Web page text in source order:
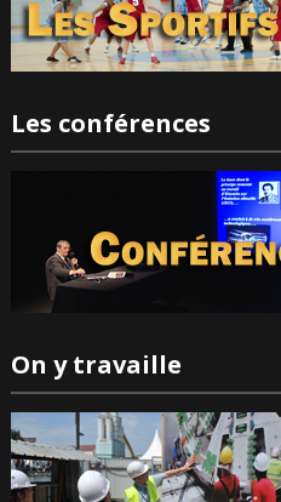
Les conférences
On y travaille